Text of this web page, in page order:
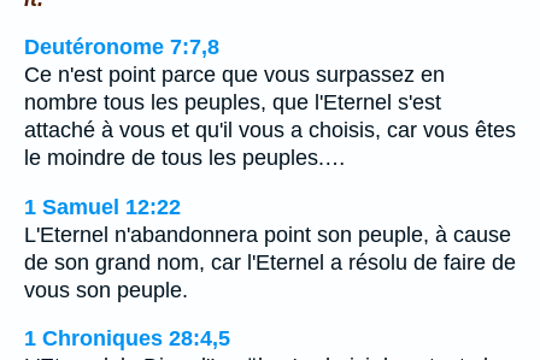
Deutéronome 7:7,8
Ce n'est point parce que vous surpassez en
nombre tous les peuples, que l'Eternel s'est
attaché à vous et qu'il vous a choisis, car vous êtes
le moindre de tous les peuples.…
1 Samuel 12:22
L'Eternel n'abandonnera point son peuple, à cause
de son grand nom, car l'Eternel a résolu de faire de
vous son peuple.
1 Chroniques 28:4,5